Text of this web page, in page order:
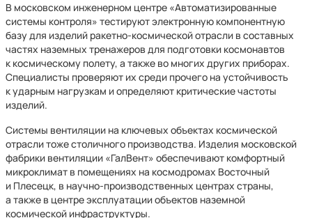
В московском инженерном центре «Автоматизированные
системы контроля» тестируют электронную компонентную
базу для изделий ракетно-космической отрасли в составных
частях наземных тренажеров для подготовки космонавтов
к космическому полету, а также во многих других приборах.
Специалисты проверяют их среди прочего на устойчивость
к ударным нагрузкам и определяют критические частоты
изделий.
Системы вентиляции на ключевых объектах космической
отрасли тоже столичного производства. Изделия московской
фабрики вентиляции «ГалВент» обеспечивают комфортный
микроклимат в помещениях на космодромах Восточный
и Плесецк, в научно-производственных центрах страны,
а также в центре эксплуатации объектов наземной
космической инфраструктуры.